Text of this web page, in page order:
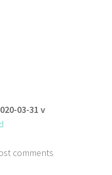
03-31 v
comments